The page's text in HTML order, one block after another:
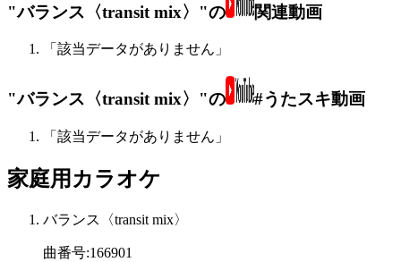
"バランス〈transit mix〉"の 関連動画
「該当データがありません」
"バランス〈transit mix〉"の #うたスキ動画
「該当データがありません」
家庭用カラオケ
バランス〈transit mix〉
曲番号:166901